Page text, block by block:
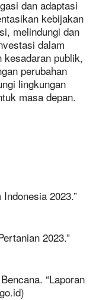
dan adaptasi
kebijakan
melindungi dan
dalam
kesadaran publik,
perubahan
lingkungan
masa depan.
2023.”
2023.”
“Laporan